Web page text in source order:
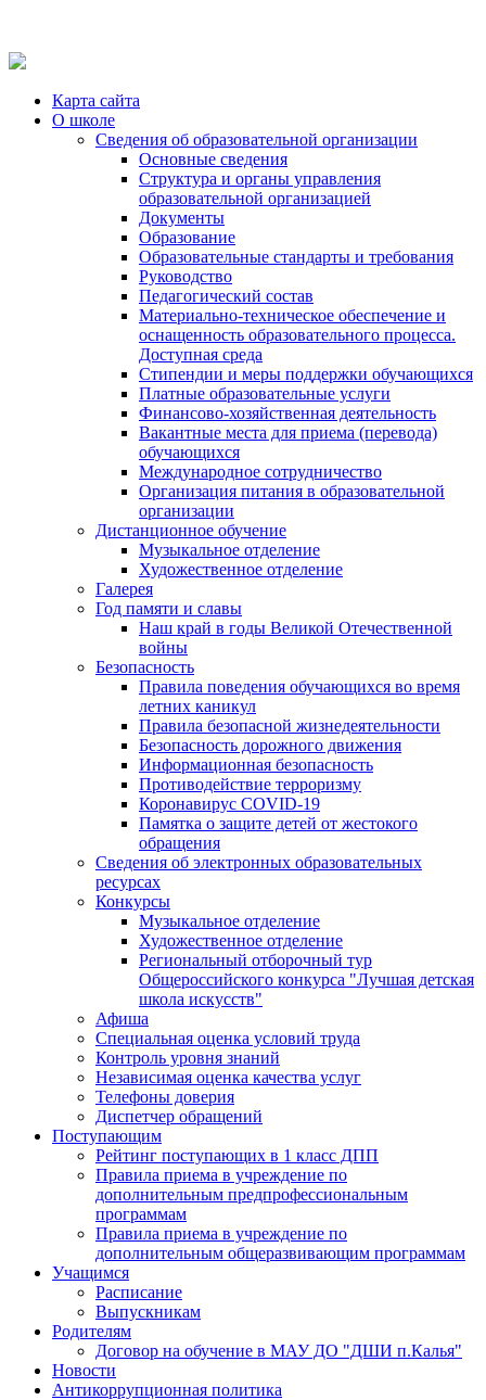
Карта сайта
О школе
Сведения об образовательной организации
Основные сведения
Структура и органы управления
образовательной организацией
Документы
Образование
Образовательные стандарты и требования
Руководство
Педагогический состав
Материально-техническое обеспечение и
оснащенность образовательного процесса.
Доступная среда
Стипендии и меры поддержки обучающихся
Платные образовательные услуги
Финансово-хозяйственная деятельность
Вакантные места для приема (перевода)
обучающихся
Международное сотрудничество
Организация питания в образовательной
организации
Дистанционное обучение
Музыкальное отделение
Художественное отделение
Галерея
Год памяти и славы
Наш край в годы Великой Отечественной
войны
Безопасность
Правила поведения обучающихся во время
летних каникул
Правила безопасной жизнедеятельности
Безопасность дорожного движения
Информационная безопасность
Противодействие терроризму
Коронавирус COVID-19
Памятка о защите детей от жестокого
обращения
Сведения об электронных образовательных
ресурсах
Конкурсы
Музыкальное отделение
Художественное отделение
Региональный отборочный тур
Общероссийского конкурса "Лучшая детская
школа искусств"
Афиша
Специальная оценка условий труда
Контроль уровня знаний
Независимая оценка качества услуг
Телефоны доверия
Диспетчер обращений
Поступающим
Рейтинг поступающих в 1 класс ДПП
Правила приема в учреждение по
дополнительным предпрофессиональным
программам
Правила приема в учреждение по
дополнительным общеразвивающим программам
Учащимся
Расписание
Выпускникам
Родителям
Договор на обучение в МАУ ДО "ДШИ п.Калья"
Новости
Антикоррупционная политика